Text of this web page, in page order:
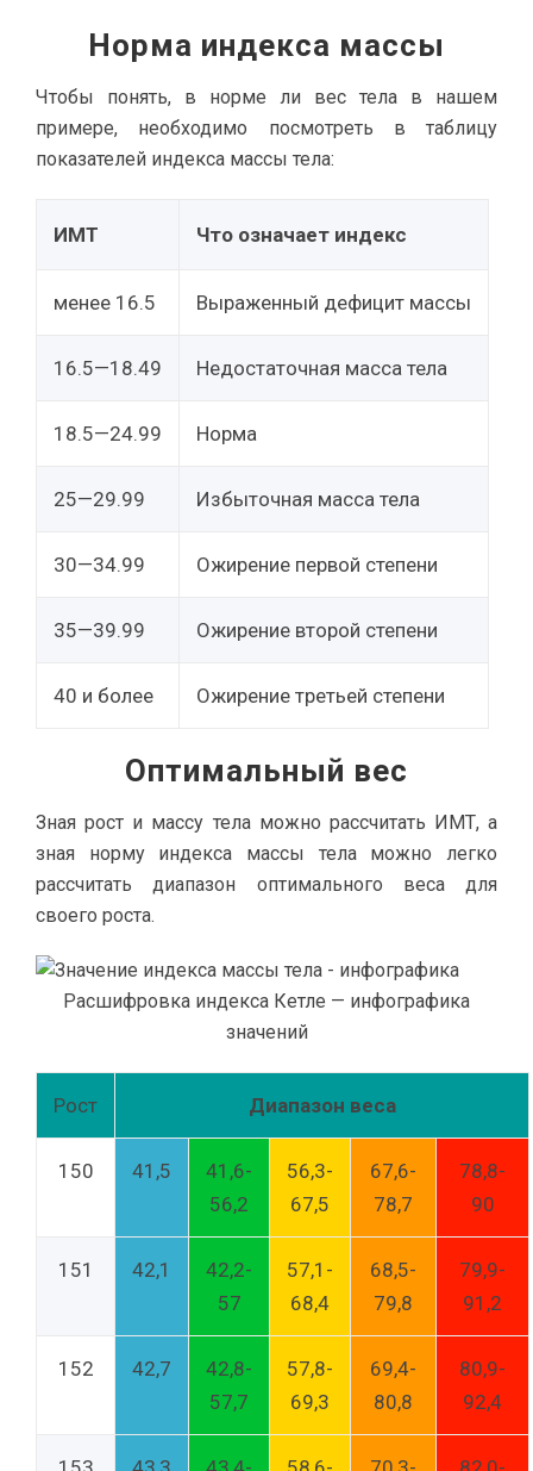
Норма индекса массы
Чтобы понять, в норме ли вес тела в нашем
примере, необходимо посмотреть в таблицу
показателей индекса массы тела:
ИМТ Что означает индекс
менее 16.5 Выраженный дефицит массы
16.5—18.49 Недостаточная масса тела
18.5—24.99 Норма
25—29.99 Избыточная масса тела
30—34.99 Ожирение первой степени
35—39.99 Ожирение второй степени
40 и более Ожирение третьей степени
Оптимальный вес
Зная рост и массу тела можно рассчитать ИМТ, а
зная норму индекса массы тела можно легко
рассчитать диапазон оптимального веса для
своего роста.
Расшифровка индекса Кетле — инфографика
значений
Рост Диапазон веса
150 41,5
41,6-
56,2
56,3-
67,5
67,6-
78,7
78,8-
90
151 42,1
42,2-
57
57,1-
68,4
68,5-
79,8
79,9-
91,2
152 42,7
42,8-
57,7
57,8-
69,3
69,4-
80,8
80,9-
92,4